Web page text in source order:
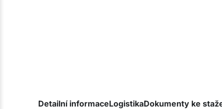
Detailní informaceLogistikaDokumenty ke